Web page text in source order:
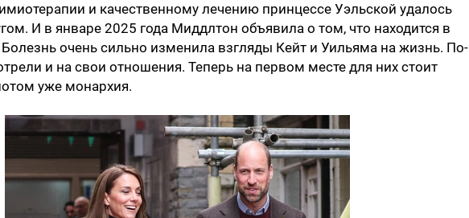
и качественному лечению принцессе Уэльской удалось
И в январе 2025 года Миддлтон объявила о том, что находится в
очень сильно изменила взгляды Кейт и Уильяма на жизнь. По-
и на свои отношения. Теперь на первом месте для них стоит
уже монархия.